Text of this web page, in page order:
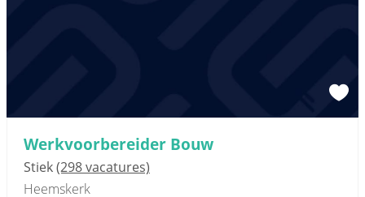
Werkvoorbereider Bouw
Stiek(298 vacatures)
Heemskerk